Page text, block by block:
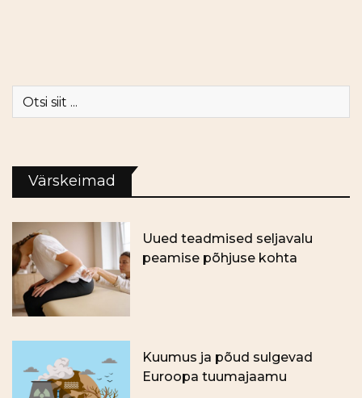
Värskeimad
Uued teadmised seljavalu
peamise põhjuse kohta
Kuumus ja põud sulgevad
Euroopa tuumajaamu